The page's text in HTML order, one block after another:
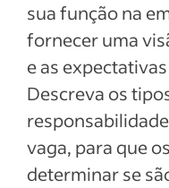
sua função na
fornecer uma
e as
Descreva os
vaga, para que
determinar se